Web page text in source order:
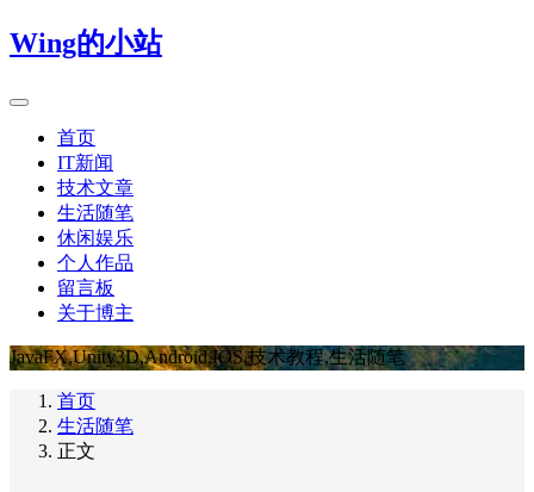
Wing的小站
首页
IT新闻
技术文章
生活随笔
休闲娱乐
个人作品
留言板
关于博主
JavaFX,Unity3D,Android,IOS,技术教程,生活随笔
首页
生活随笔
正文